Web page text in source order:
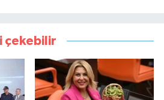
çekebilir